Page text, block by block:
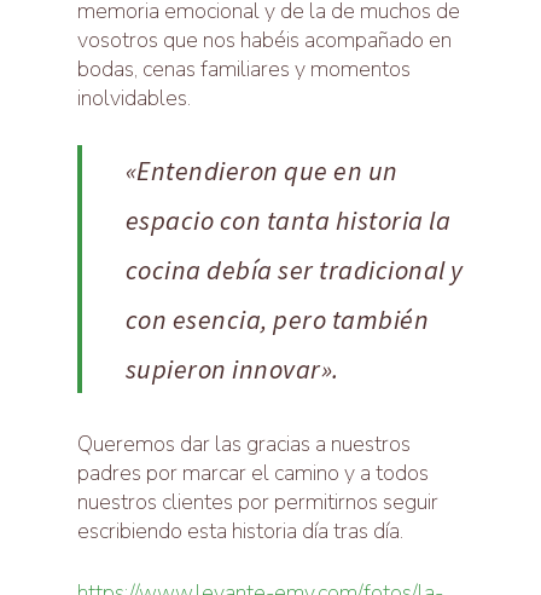
memoria emocional y de la de muchos de
vosotros que nos habéis acompañado en
bodas, cenas familiares y momentos
inolvidables.
«Entendieron que en un
espacio con tanta historia la
cocina debía ser tradicional y
con esencia, pero también
supieron innovar».
Queremos dar las gracias a nuestros
padres por marcar el camino y a todos
nuestros clientes por permitirnos seguir
escribiendo esta historia día tras día.